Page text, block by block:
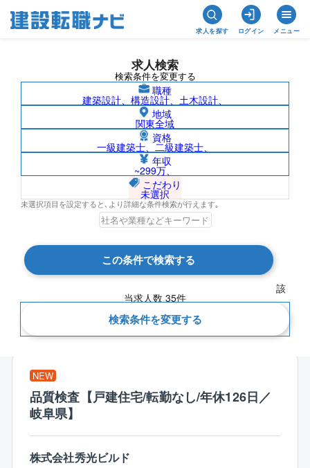
求人を探す ログイン メニュー
求人検索
検索条件を変更する
職種
建築設計、構造設計、土木設計、
地域
関東全域
資格
一級建築士、二級建築士、
年収
~299万、
こだわり
未選択
未選択項目を設定すると､より詳細な条件検索が行えます｡
この条件で検索する
該
当求人数 35件
検索条件を変更する
2級建築施工管理技士/岐阜県の求人検索結
果一覧
新着順
NEW
品質検査【戸建住宅/転勤なし/年休126日／
岐阜県】
株式会社秀光ビルド